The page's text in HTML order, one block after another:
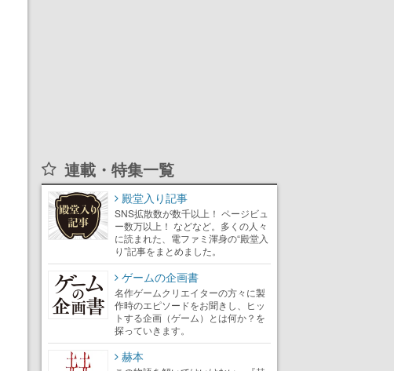
連載・特集一覧
殿堂入り記事
SNS拡散数が数千以上！ ページビュ
ー数万以上！ などなど。多くの人々
に読まれた、電ファミ渾身の“殿堂入
り”記事をまとめました。
ゲームの企画書
名作ゲームクリエイターの方々に製
作時のエピソードをお聞きし、ヒッ
トする企画（ゲーム）とは何か？を
探っていきます。
赫本